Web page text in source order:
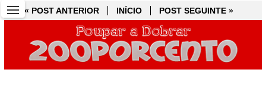
« POST ANTERIOR INÍCIO POST SEGUINTE »
« POST ANTERIOR INÍCIO POST SEGUINTE »